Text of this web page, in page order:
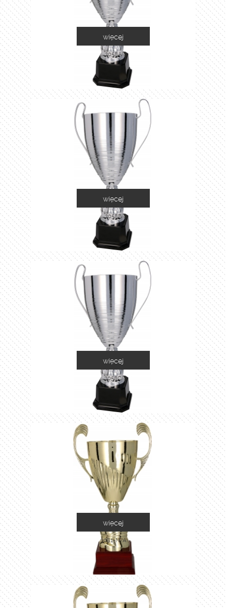
2058A
więcej
2058B
więcej
2058C
więcej
3081-N/A
więcej